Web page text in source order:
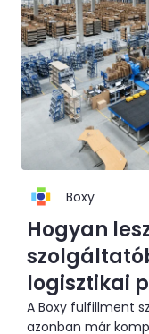
Boxy
Hogyan
logisztikai
A Boxy fulfillment
azonban már